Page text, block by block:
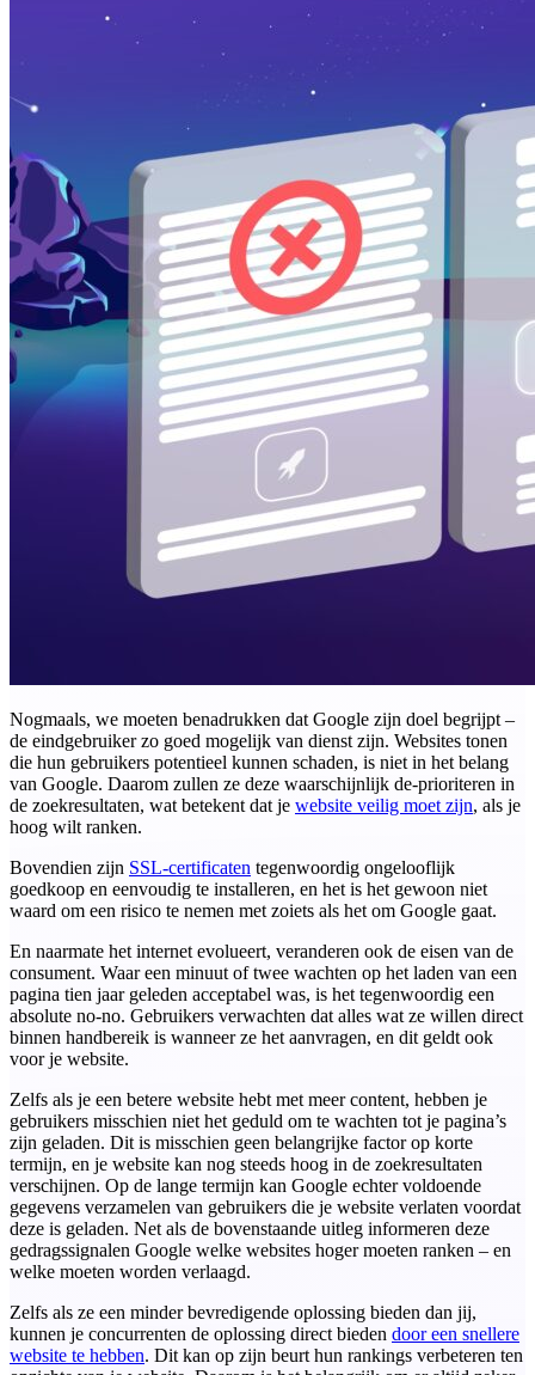
Nogmaals, we moeten benadrukken dat Google zijn doel begrijpt –
de eindgebruiker zo goed mogelijk van dienst zijn. Websites tonen
die hun gebruikers potentieel kunnen schaden, is niet in het belang
van Google. Daarom zullen ze deze waarschijnlijk de-prioriteren in
de zoekresultaten, wat betekent dat je website veilig moet zijn, als je
hoog wilt ranken.
Bovendien zijn SSL-certificaten tegenwoordig ongelooflijk
goedkoop en eenvoudig te installeren, en het is het gewoon niet
waard om een risico te nemen met zoiets als het om Google gaat.
En naarmate het internet evolueert, veranderen ook de eisen van de
consument. Waar een minuut of twee wachten op het laden van een
pagina tien jaar geleden acceptabel was, is het tegenwoordig een
absolute no-no. Gebruikers verwachten dat alles wat ze willen direct
binnen handbereik is wanneer ze het aanvragen, en dit geldt ook
voor je website.
Zelfs als je een betere website hebt met meer content, hebben je
gebruikers misschien niet het geduld om te wachten tot je pagina’s
zijn geladen. Dit is misschien geen belangrijke factor op korte
termijn, en je website kan nog steeds hoog in de zoekresultaten
verschijnen. Op de lange termijn kan Google echter voldoende
gegevens verzamelen van gebruikers die je website verlaten voordat
deze is geladen. Net als de bovenstaande uitleg informeren deze
gedragssignalen Google welke websites hoger moeten ranken – en
welke moeten worden verlaagd.
Zelfs als ze een minder bevredigende oplossing bieden dan jij,
kunnen je concurrenten de oplossing direct bieden door een snellere
website te hebben. Dit kan op zijn beurt hun rankings verbeteren ten